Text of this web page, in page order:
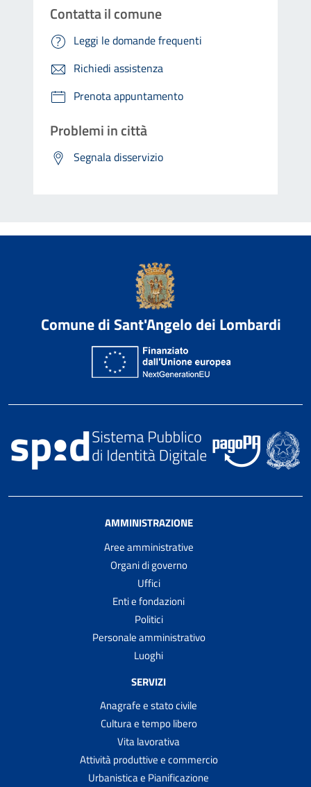
Contatta il comune
Leggi le domande frequenti
Richiedi assistenza
Prenota appuntamento
Problemi in città
Segnala disservizio
Comune di Sant'Angelo dei Lombardi
AMMINISTRAZIONE
Aree amministrative
Organi di governo
Uffici
Enti e fondazioni
Politici
Personale amministrativo
Luoghi
SERVIZI
Anagrafe e stato civile
Cultura e tempo libero
Vita lavorativa
Attività produttive e commercio
Urbanistica e Pianificazione